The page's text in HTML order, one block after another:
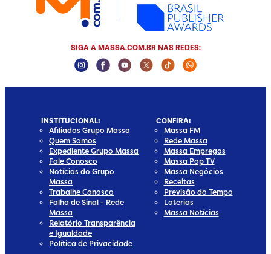
SIGA A MASSA.COM.BR NAS REDES:
Instagram Social Media
Facebook Social Media
Youtube Social Media
Twitter Social Media
Tiktok Social Media
Whatsapp
INSTITUCIONAL!
Afiliados Grupo Massa
Quem Somos
Expediente Grupo Massa
Fale Conosco
Notícias do Grupo
Massa
Trabalhe Conosco
Falha de Sinal - Rede
Massa
Relatório Transparência
e Igualdade
Política de Privacidade
CONFIRA!
Massa FM
Rede Massa
Massa Empregos
Massa Pop TV
Massa Negócios
Receitas
Previsão do Tempo
Loterias
Massa Notícias